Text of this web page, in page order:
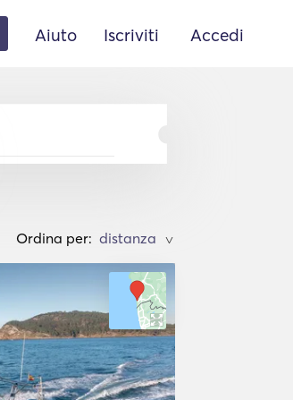
Aiuto Iscriviti Accedi
Ordina per: >